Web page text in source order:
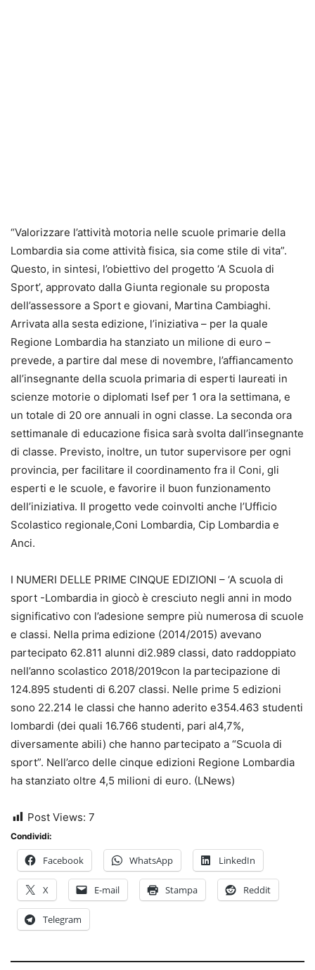
“Valorizzare l’attività motoria nelle scuole primarie della
Lombardia sia come attività fisica, sia come stile di vita”.
Questo, in sintesi, l’obiettivo del progetto ‘A Scuola di
Sport’, approvato dalla Giunta regionale su proposta
dell’assessore a Sport e giovani, Martina Cambiaghi.
Arrivata alla sesta edizione, l’iniziativa – per la quale
Regione Lombardia ha stanziato un milione di euro –
prevede, a partire dal mese di novembre, l’affiancamento
all’insegnante della scuola primaria di esperti laureati in
scienze motorie o diplomati Isef per 1 ora la settimana, e
un totale di 20 ore annuali in ogni classe. La seconda ora
settimanale di educazione fisica sarà svolta dall’insegnante
di classe. Previsto, inoltre, un tutor supervisore per ogni
provincia, per facilitare il coordinamento fra il Coni, gli
esperti e le scuole, e favorire il buon funzionamento
dell’iniziativa. Il progetto vede coinvolti anche l’Ufficio
Scolastico regionale,Coni Lombardia, Cip Lombardia e
Anci.
I NUMERI DELLE PRIME CINQUE EDIZIONI – ‘A scuola di
sport -Lombardia in giocò è cresciuto negli anni in modo
significativo con l’adesione sempre più numerosa di scuole
e classi. Nella prima edizione (2014/2015) avevano
partecipato 62.811 alunni di2.989 classi, dato raddoppiato
nell’anno scolastico 2018/2019con la partecipazione di
124.895 studenti di 6.207 classi. Nelle prime 5 edizioni
sono 22.214 le classi che hanno aderito e354.463 studenti
lombardi (dei quali 16.766 studenti, pari al4,7%,
diversamente abili) che hanno partecipato a “Scuola di
sport”. Nell’arco delle cinque edizioni Regione Lombardia
ha stanziato oltre 4,5 milioni di euro. (LNews)
Post Views: 7
Condividi:
Facebook WhatsApp LinkedIn
X E-mail Stampa Reddit
Telegram